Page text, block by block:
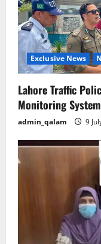
Exclusive News
Lahore Traffic
Monitoring System
admin_qalam 9